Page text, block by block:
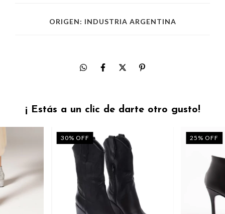
ORIGEN: INDUSTRIA ARGENTINA
¡ Estás a un clic de darte otro gusto!
30% OFF 25 %OFF